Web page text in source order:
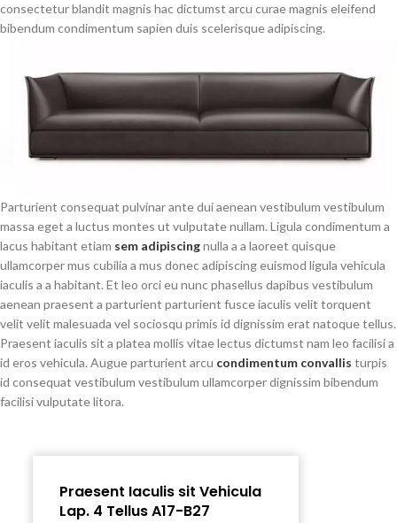
consectetur blandit magnis hac dictumst arcu curae magnis eleifend
bibendum condimentum sapien duis scelerisque adipiscing.
Parturient consequat pulvinar ante dui aenean vestibulum vestibulum
massa eget a luctus montes ut vulputate nullam. Ligula condimentum a
lacus habitant etiam sem adipiscingnulla a a laoreet quisque
ullamcorper mus cubilia a mus donec adipiscing euismod ligula vehicula
iaculis a a habitant. Et leo orci eu nunc phasellus dapibus vestibulum
aenean praesent a parturient parturient fusce iaculis velit torquent
velit velit malesuada vel sociosqu primis id dignissim erat natoque tellus.
Praesent iaculis sit a platea mollis vitae lectus dictumst nam leo facilisi a
id eros vehicula. Augue parturient arcu condimentum convallis turpis
id consequat vestibulum vestibulum ullamcorper dignissim bibendum
facilisi vulputate litora.
Praesent Iaculis sit Vehicula
Lap. 4 Tellus A17-B27